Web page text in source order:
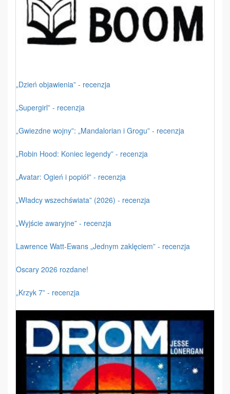
„Dzień objawienia” - recenzja
„Supergirl” - recenzja
„Gwiezdne wojny”: „Mandalorian i Grogu” - recenzja
„Robin Hood: Koniec legendy” - recenzja
„Avatar: Ogień i popiół” - recenzja
„Władcy wszechświata” (2026) - recenzja
„Wyjście awaryjne” - recenzja
Lawrence Watt-Ewans „Jednym zaklęciem” - recenzja
Oscary 2026 rozdane!
„Krzyk 7” - recenzja